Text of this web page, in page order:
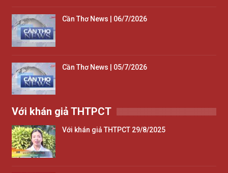
Cần Thơ News | 06/7/2026
Cần Thơ News | 05/7/2026
Với khán giả THTPCT
Với khán giả THTPCT 29/8/2025